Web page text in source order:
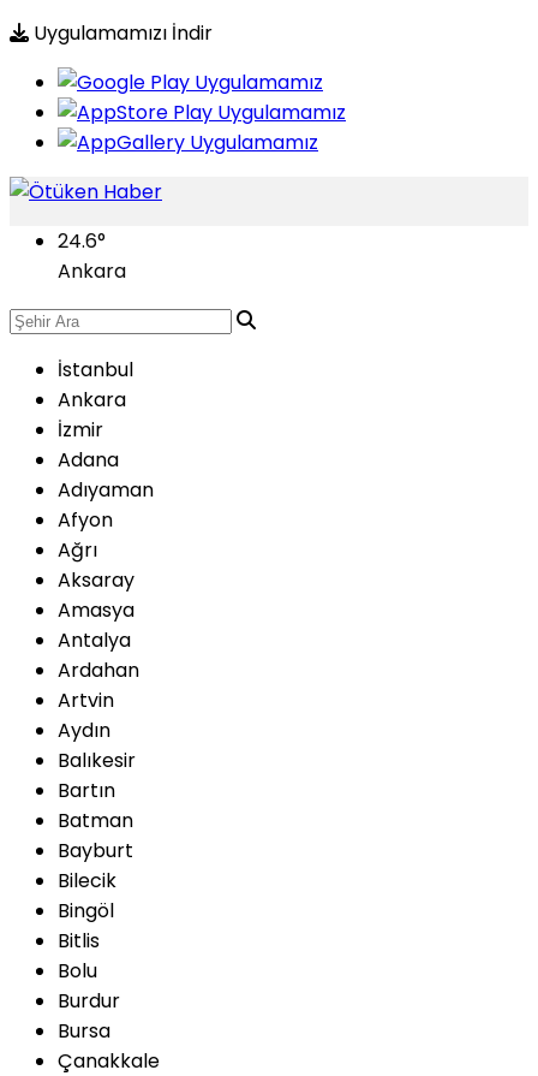
Uygulamamızı İndir
24.6°
Ankara
İstanbul
Ankara
İzmir
Adana
Adıyaman
Afyon
Ağrı
Aksaray
Amasya
Antalya
Ardahan
Artvin
Aydın
Balıkesir
Bartın
Batman
Bayburt
Bilecik
Bingöl
Bitlis
Bolu
Burdur
Bursa
Çanakkale